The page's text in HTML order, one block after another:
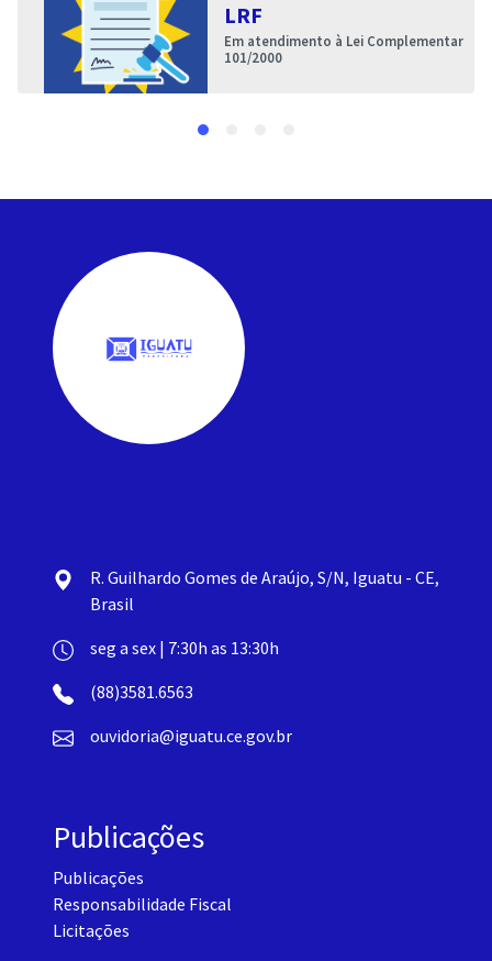
LRF
Em atendimento à Lei Complementar
101/2000
R. Guilhardo Gomes de Araújo, S/N, Iguatu - CE,
Brasil
seg a sex | 7:30h as 13:30h
(88)3581.6563
ouvidoria@iguatu.ce.gov.br
Publicações
Publicações
Responsabilidade Fiscal
Licitações